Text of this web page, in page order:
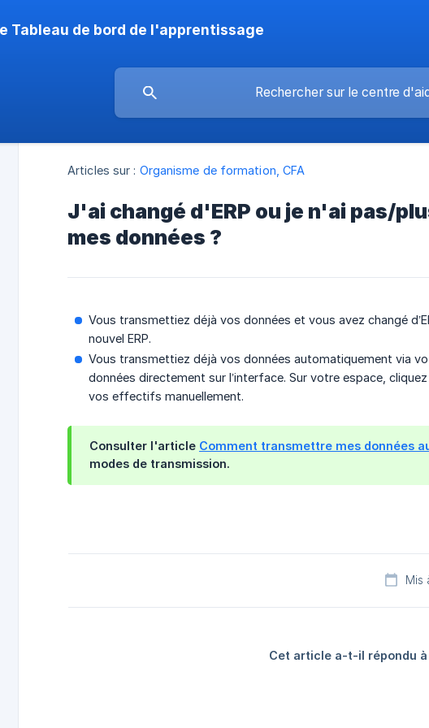
Tableau de bord de l'apprentissage
Articles sur : Organisme de formation, CFA
J'ai changé d'ERP ou je n'ai pas/
mes données ?
Vous transmettiez déjà vos données et vous avez changé
nouvel ERP.
Vous transmettiez déjà vos données automatiquement via
données directement sur l’interface. Sur votre espace,
vos effectifs manuellement.
Consulter l'article Comment transmettre mes données
modes de transmission.
Mis
Cet article a-t-il répondu à